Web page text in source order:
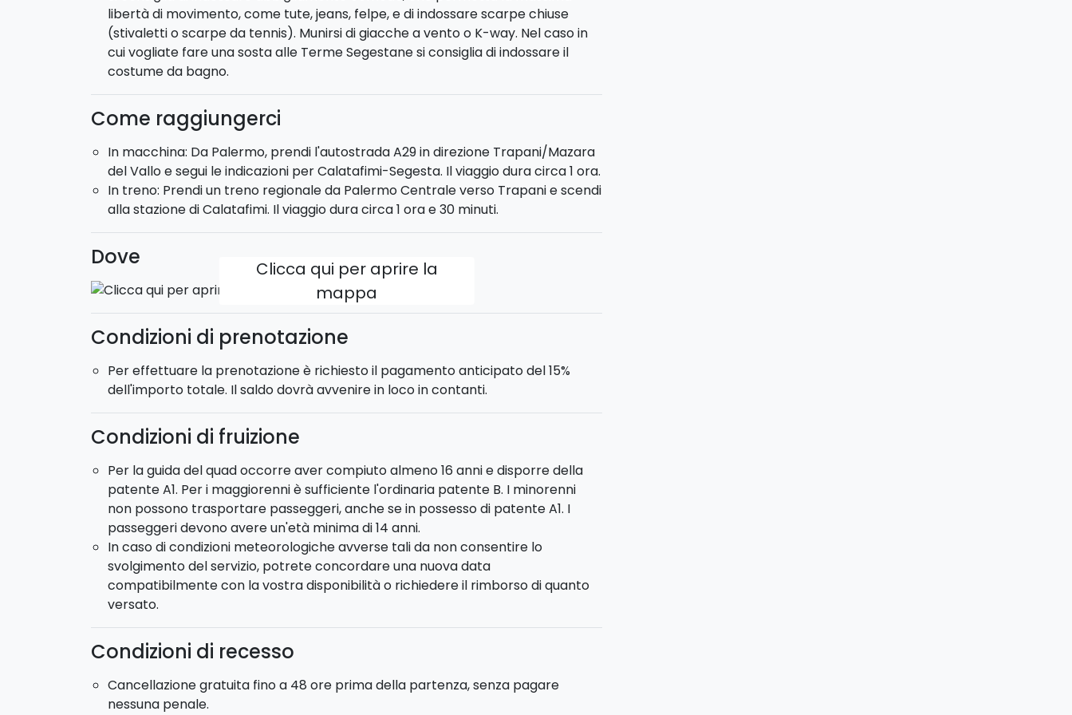
Il percorso potrà essere effettuato con Side by side. I side by side possono
trasportare massimo 2 persone
libertà di movimento, come tute, jeans, felpe, e di indossare scarpe chiuse
(stivaletti o scarpe da tennis). Munirsi di giacche a vento o K-way. Nel caso in
cui vogliate fare una sosta alle Terme Segestane si consiglia di indossare il
costume da bagno.
Come raggiungerci
In macchina: Da Palermo, prendi l'autostrada A29 in direzione Trapani/Mazara
del Vallo e segui le indicazioni per Calatafimi-Segesta. Il viaggio dura circa 1 ora.
In treno: Prendi un treno regionale da Palermo Centrale verso Trapani e scendi
alla stazione di Calatafimi. Il viaggio dura circa 1 ora e 30 minuti.
Dove
Clicca qui per aprire la
mappa
Condizioni di prenotazione
Per effettuare la prenotazione è richiesto il pagamento anticipato del 15%
dell'importo totale. Il saldo dovrà avvenire in loco in contanti.
Condizioni di fruizione
Per la guida del quad occorre aver compiuto almeno 16 anni e disporre della
patente A1. Per i maggiorenni è sufficiente l'ordinaria patente B. I minorenni
non possono trasportare passeggeri, anche se in possesso di patente A1. I
passeggeri devono avere un'età minima di 14 anni.
In caso di condizioni meteorologiche avverse tali da non consentire lo
svolgimento del servizio, potrete concordare una nuova data
compatibilmente con la vostra disponibilità o richiedere il rimborso di quanto
versato.
Condizioni di recesso
Cancellazione gratuita fino a 48 ore prima della partenza, senza pagare
nessuna penale.